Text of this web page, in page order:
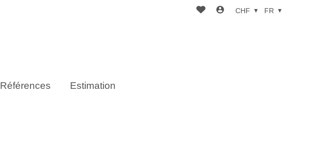
Références Estimation
CHF FR